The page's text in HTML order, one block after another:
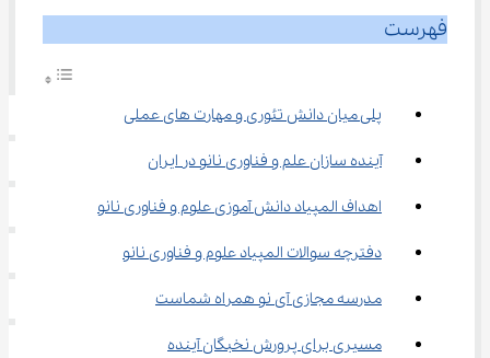
فهرست
پلی میان دانش تئوری و مهارت‌ های عملی
آینده ‌سازان علم و فناوری نانو در ایران
اهداف المپیاد دانش ‌آموزی علوم و فناوری نانو
دفترچه سوالات المپیاد علوم و فناوری نانو
مدرسه مجازی آی نو همراه شماست
مسیری برای پرورش نخبگان آینده